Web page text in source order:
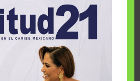
inspira; cumplen
y Make-A-Wish